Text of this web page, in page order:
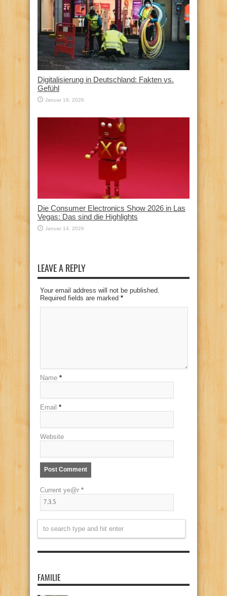
Digitalisierung in Deutschland: Fakten vs.
Gefühl
Januar 19, 2026
Die Consumer Electronics Show 2026 in Las
Vegas: Das sind die Highlights
Januar 14, 2026
LEAVE A REPLY
Your email address will not be published.
Required fields are marked *
Name *
Email *
Website
Current ye@r *
FAMILIE